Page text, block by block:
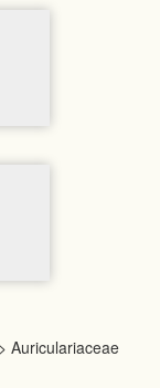
Auriculariaceae